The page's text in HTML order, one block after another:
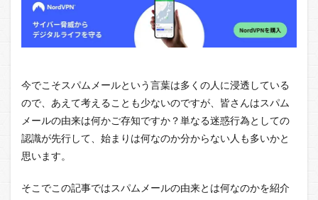
今でこそスパムメールという言葉は多くの人に浸透している
ので、あえて考えることも少ないのですが、皆さんはスパム
メールの由来は何かご存知ですか？単なる迷惑行為としての
認識が先行して、始まりは何なのか分からない人も多いかと
思います。
そこでこの記事ではスパムメールの由来とは何なのかを紹介